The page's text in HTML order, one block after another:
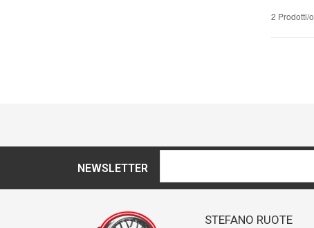
2 Prodotti/o
NEWSLETTER
STEFANO RUOTE